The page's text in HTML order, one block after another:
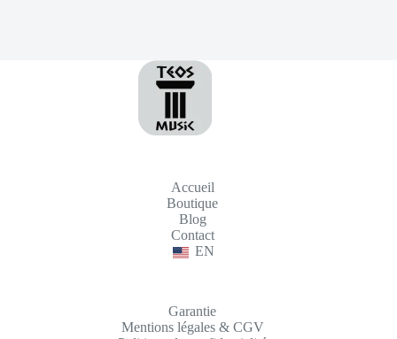
Accueil
Boutique
Blog
Contact
EN
Garantie
Mentions légales & CGV